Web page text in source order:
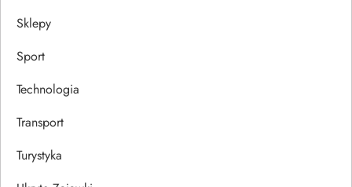
Sklepy
Sport
Technologia
Transport
Turystyka